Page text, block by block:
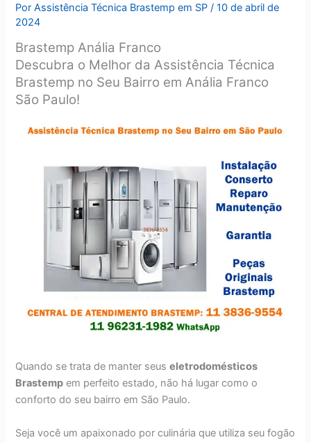
PorAssistência Técnica Brastemp em SP /10 de abril de
2024
Brastemp Anália Franco
Descubra o Melhor da Assistência Técnica
Brastemp no Seu Bairro em Anália Franco
São Paulo!
Quando se trata de manter seuseletrodomésticos
Brastemp em perfeito estado, não há lugar como o
conforto do seu bairro em São Paulo.
Seja você um apaixonado por culinária que utiliza seu fogão